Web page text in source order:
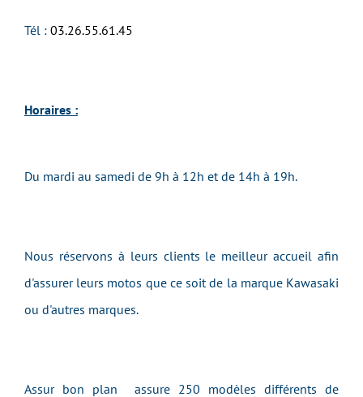
Tél : 03.26.55.61.45
Horaires :
Du mardi au samedi de 9h à 12h et de 14h à 19h.
Nous réservons à leurs clients le meilleur accueil afin
d'assurer leurs motos que ce soit de la marque Kawasaki
ou d'autres marques.
Assur bon plan assure 250 modèles différents de